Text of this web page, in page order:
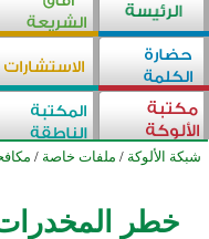
شبكة الألوكة / ملفات خاصة /
خطر